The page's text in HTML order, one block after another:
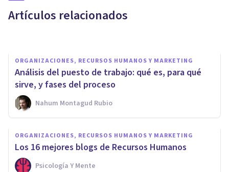
Artículos relacionados
ORGANIZACIONES, RECURSOS HUMANOS Y MARKETING
Análisis del puesto de trabajo: qué es, para qué
sirve, y fases del proceso
Nahum Montagud Rubio
ORGANIZACIONES, RECURSOS HUMANOS Y MARKETING
Los 16 mejores blogs de Recursos Humanos
Psicología Y Mente
ORGANIZACIONES, RECURSOS HUMANOS Y MARKETING
Salud laboral: ¿qué factores
afectan a la salud de los
trabajadores?